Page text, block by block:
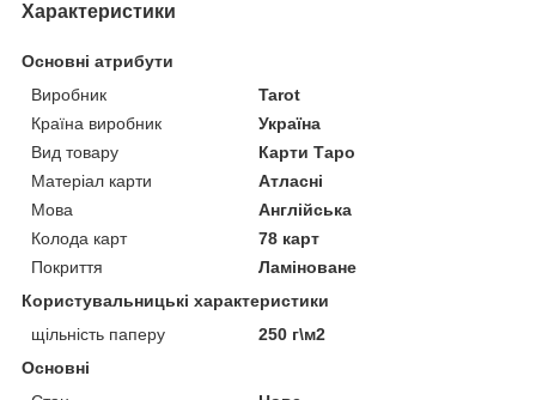
Характеристики
Основні атрибути
Виробник
Tarot
Країна виробник
Україна
Вид товару
Карти Таро
Матеріал карти
Атласні
Мова
Англійська
Колода карт
78 карт
Покриття
Ламіноване
Користувальницькі характеристики
щільність паперу
250 г\м2
Основні